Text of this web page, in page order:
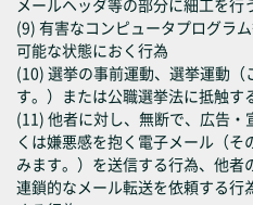
メールヘッダ等の部分に細工を行
(9) 有害なコンピュータプログラ
可能な状態におく行為
(10) 選挙の事前運動、選挙運動
す。）または公職選挙法に抵触す
(11) 他者に対し、無断で、広告
くは嫌悪感を抱く電子メール（
みます。）を送信する行為、他者
連鎖的なメール転送を依頼する行